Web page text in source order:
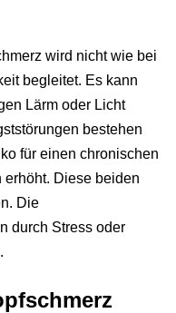
wird nicht wie bei
begleitet. Es kann
Lärm oder Licht
bestehen
für einen chronischen
Diese beiden
Die
durch Stress oder